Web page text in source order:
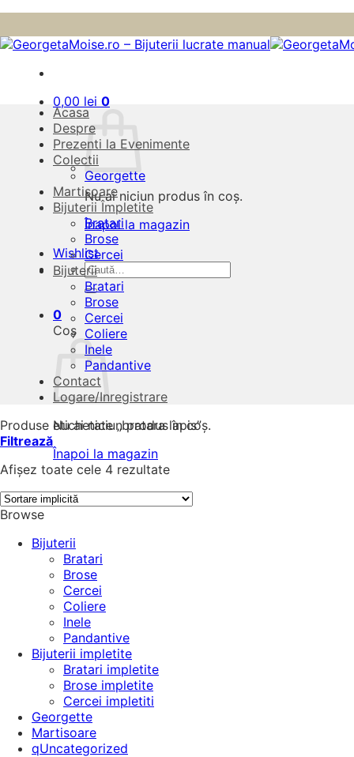
to
content
0,00 lei 0
Nu ai niciun produs în coș.
Înapoi la magazin
Wishlist
Caută
după:
0
Coș
Nu ai niciun produs în coș.
Înapoi la magazin
Acasa
Despre
Prezenti la Evenimente
Colectii
Georgette
Martisoare
Bijuterii Împletite
Bratari
Brose
Cercei
Bijuterii
Bratari
Brose
Cercei
Coliere
Inele
Pandantive
Contact
Logare/Inregistrare
Produse etichetate „bratara lapis”
Filtrează
Afișez toate cele 4 rezultate
Browse
Bijuterii
Bratari
Brose
Cercei
Coliere
Inele
Pandantive
Bijuterii impletite
Bratari impletite
Brose impletite
Cercei impletiti
Georgette
Martisoare
qUncategorized